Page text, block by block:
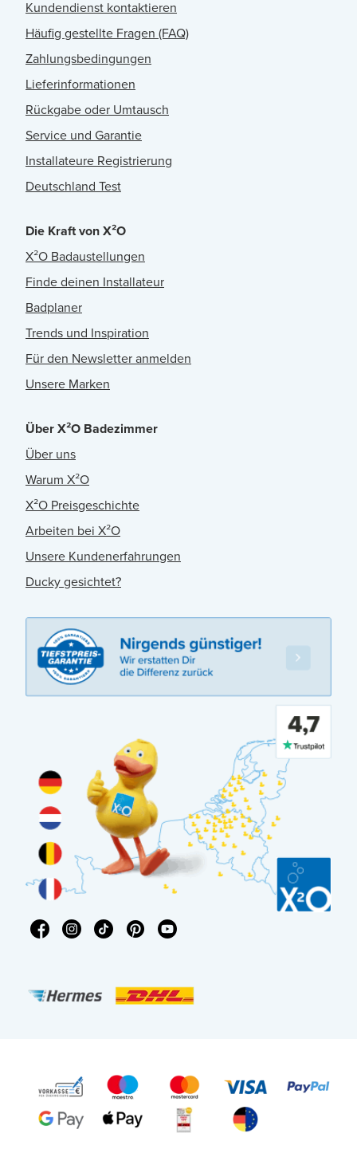
Kundendienst kontaktieren
Häufig gestellte Fragen (FAQ)
Zahlungsbedingungen
Lieferinformationen
Rückgabe oder Umtausch
Service und Garantie
Installateure Registrierung
Deutschland Test
Die Kraft von X²O
X²O Badaustellungen
Finde deinen Installateur
Badplaner
Trends und Inspiration
Für den Newsletter anmelden
Unsere Marken
Über X²O Badezimmer
Über uns
Warum X²O
X²O Preisgeschichte
Arbeiten bei X²O
Unsere Kundenerfahrungen
Ducky gesichtet?